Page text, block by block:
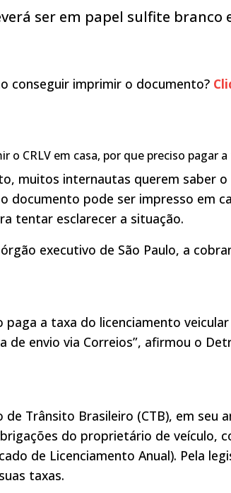
ser em papel sulfite
conseguir imprimir o documento?
o CRLV em casa, por que preciso pagar
muitos internautas querem saber
documento pode ser impresso em
tentar esclarecer a situação.
executivo de São Paulo, a
paga a taxa do licenciamento
de envio via Correios”, afirmou o
de Trânsito Brasileiro (CTB), em seu
do proprietário de veículo,
de Licenciamento Anual). Pela
taxas.